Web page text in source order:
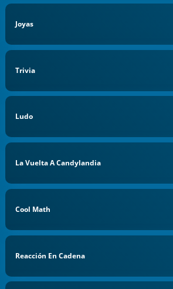
Joyas
Trivia
Ludo
La Vuelta A Candylandia
Cool Math
Reacción En Cadena